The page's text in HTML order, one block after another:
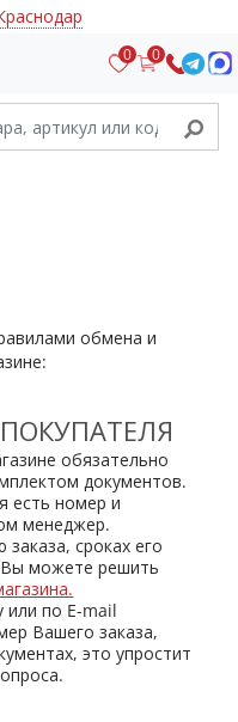
0 0
обмена и
обязательно
документов.
есть номер и
менеджер.
сроках его
Вы можете решить
по E-mail
Вашего заказа,
это упростит